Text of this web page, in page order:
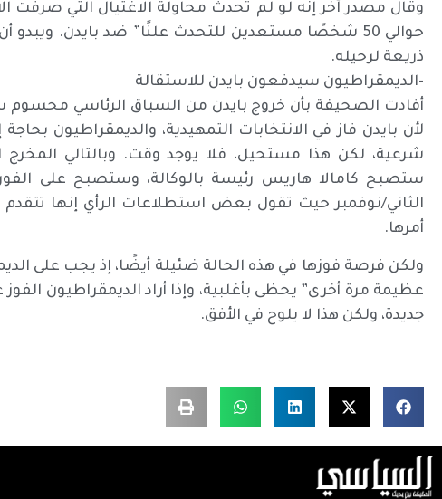
وقال مصدر آخر إنه لو لم تحدث محاولة الاغتيال التي صرفت
حوالي 50 شخصًا مستعدين للتحدث علنًا” ضد بايدن.
ذريعة لرحيله.
-الديمقراطيون سيدفعون بايدن للاستقالة
أفادت الصحيفة بأن خروج بايدن من السباق الرئاسي محسوم
لأن بايدن فاز في الانتخابات التمهيدية، والديمقراطيون
شرعية، لكن هذا مستحيل، فلا يوجد وقت. وبالتالي المخرج
ستصبح كامالا هاريس رئيسة بالوكالة، وستصبح على
الثاني/نوفمبر حيث تقول بعض استطلاعات الرأي إنها
أمرها.
ولكن فرصة فوزها في هذه الحالة ضئيلة أيضًا، إذ يجب على
عظيمة مرة أخرى” يحظى بأغلبية، وإذا أراد الديمقراطيون
جديدة، ولكن هذا لا يلوح في الأفق.